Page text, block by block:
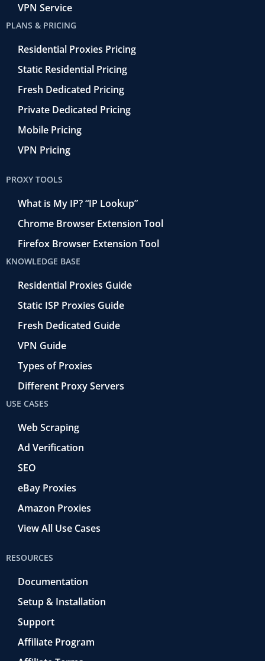
VPN Service
PLANS & PRICING
Residential Proxies Pricing
Static Residential Pricing
Fresh Dedicated Pricing
Private Dedicated Pricing
Mobile Pricing
VPN Pricing
PROXY TOOLS
What is My IP? “IP Lookup”
Chrome Browser Extension Tool
Firefox Browser Extension Tool
KNOWLEDGE BASE
Residential Proxies Guide
Static ISP Proxies Guide
Fresh Dedicated Guide
VPN Guide
Types of Proxies
Different Proxy Servers
USE CASES
Web Scraping
Ad Verification
SEO
eBay Proxies
Amazon Proxies
View All Use Cases
RESOURCES
Documentation
Setup & Installation
Support
Affiliate Program